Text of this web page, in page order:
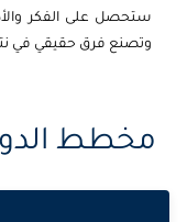
2026-11-02
ستحصل على الفكر
وتصنع فرق حقيقي في
مخطط